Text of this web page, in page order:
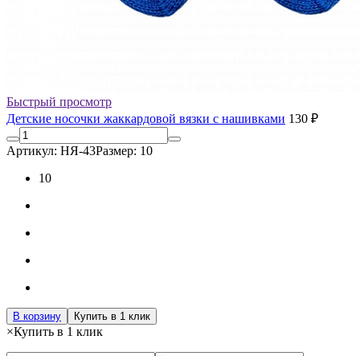
Быстрый просмотр
Детские носочки жаккардовой вязки с нашивками 130 ₽
Артикул: НЯ-43Размер: 10
10
В корзину Купить в 1 клик
×Купить в 1 клик